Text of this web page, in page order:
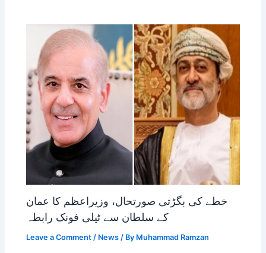
خطے کی بگڑتی صورتحال، وزیراعظم کا عمان
کے سلطان سے ٹیلی فونک رابطہ
Leave a Comment / News / By Muhammad Ramzan